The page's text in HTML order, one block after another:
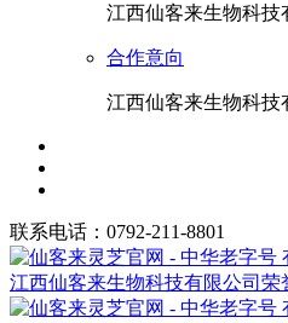
江西仙客来生物科技
合作意向
江西仙客来生物科技
联系电话：0792-211-8801